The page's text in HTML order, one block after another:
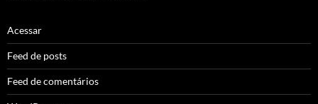
Acessar
Feed de posts
Feed de comentários